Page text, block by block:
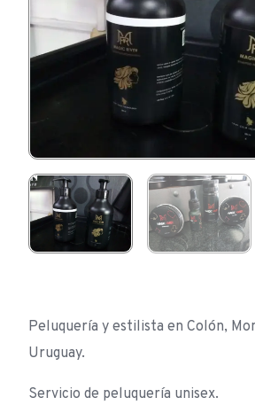
Peluquería y estilista en Colón,
Uruguay.
Servicio de peluquería unisex.